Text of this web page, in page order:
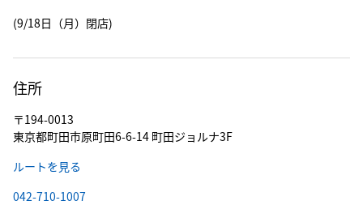
(9/18日（月）閉店)
住所
〒194-0013
東京都町田市原町田6-6-14 町田ジョルナ3F
ルートを見る
042-710-1007